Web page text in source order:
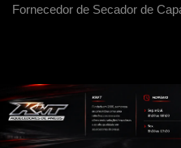
Fornecedor de Secador de